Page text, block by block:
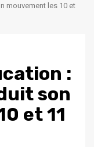
mouvement les 10 et
:
son
et 11